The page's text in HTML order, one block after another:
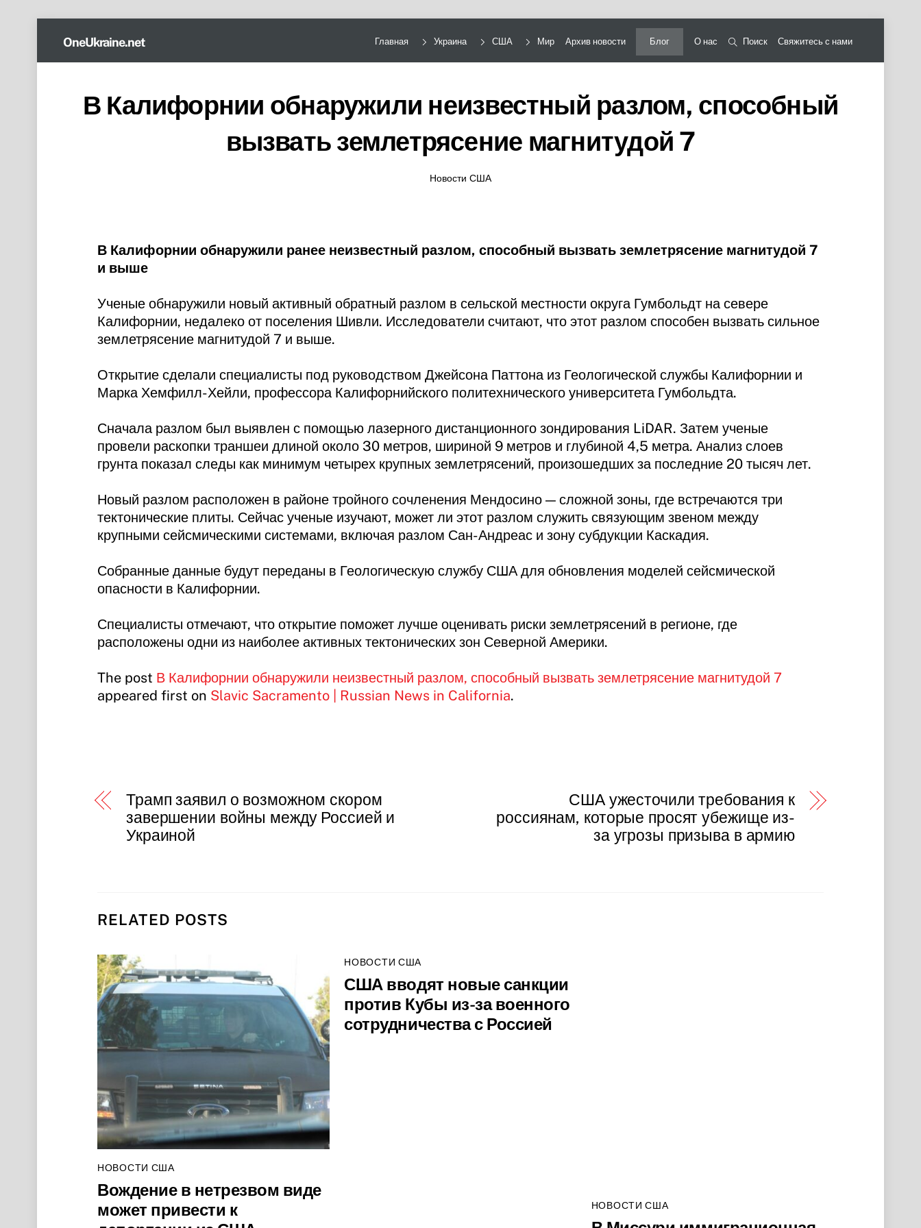
content
OneUkraine.net Главная Украина США Мир Архив новости Блог О нас Поиск Свяжитесь с нами
В Калифорнии обнаружили неизвестный разлом, способный
вызвать землетрясение магнитудой 7
Новости США
В Калифорнии обнаружили ранее неизвестный разлом, способный вызвать землетрясение магнитудой 7
и выше
Ученые обнаружили новый активный обратный разлом в сельской местности округа Гумбольдт на севере
Калифорнии, недалеко от поселения Шивли. Исследователи считают, что этот разлом способен вызвать сильное
землетрясение магнитудой 7 и выше.
Открытие сделали специалисты под руководством Джейсона Паттона из Геологической службы Калифорнии и
Марка Хемфилл-Хейли, профессора Калифорнийского политехнического университета Гумбольдта.
Сначала разлом был выявлен с помощью лазерного дистанционного зондирования LiDAR. Затем ученые
провели раскопки траншеи длиной около 30 метров, шириной 9 метров и глубиной 4,5 метра. Анализ слоев
грунта показал следы как минимум четырех крупных землетрясений, произошедших за последние 20 тысяч лет.
Новый разлом расположен в районе тройного сочленения Мендосино — сложной зоны, где встречаются три
тектонические плиты. Сейчас ученые изучают, может ли этот разлом служить связующим звеном между
крупными сейсмическими системами, включая разлом Сан-Андреас и зону субдукции Каскадия.
Собранные данные будут переданы в Геологическую службу США для обновления моделей сейсмической
опасности в Калифорнии.
Специалисты отмечают, что открытие поможет лучше оценивать риски землетрясений в регионе, где
расположены одни из наиболее активных тектонических зон Северной Америки.
The post В Калифорнии обнаружили неизвестный разлом, способный вызвать землетрясение магнитудой 7
appeared first on Slavic Sacramento | Russian News in California.
Трамп заявил о возможном скором
завершении войны между Россией и
Украиной
США ужесточили требования к
россиянам, которые просят убежище из-
за угрозы призыва в армию
RELATED POSTS
НОВОСТИ США
Вождение в нетрезвом виде
может привести к
НОВОСТИ США
США вводят новые санкции
против Кубы из-за военного
сотрудничества с Россией
НОВОСТИ США